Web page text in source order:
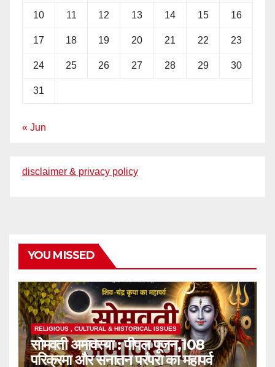
10 11 12 13 14 15 16
17 18 19 20 21 22 23
24 25 26 27 28 29 30
31
« Jun
disclaimer & privacy policy
YOU MISSED
RELIGIOUS , CULTURAL & HISTORICAL ISSUES
सोमवती अमावस्या : पीपल पूजन,108
परिक्रमा और सनातन परंपरा का महापर्व